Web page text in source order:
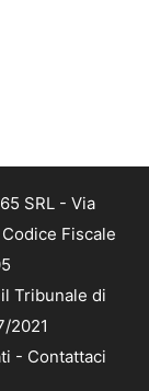
SRL - Via
Fiscale
Tribunale di
2021
- Contattaci